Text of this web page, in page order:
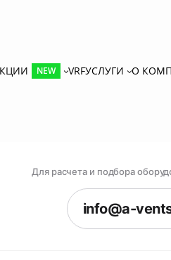
NEW VRFУСЛУГИ О
Для расчета и подбора
info@a-